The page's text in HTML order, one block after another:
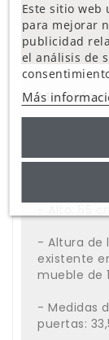
Medidas
-
- Altura de
existente
mueble de
- Medidas
puertas:
Este sitio web
para mejorar
publicidad
el análisis de
Más